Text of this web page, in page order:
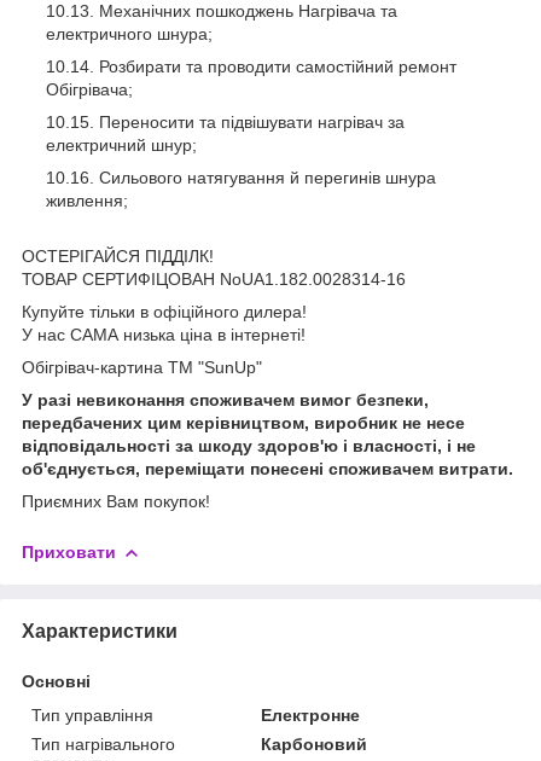
Механічних пошкоджень Нагрівача та
електричного шнура;
Розбирати та проводити самостійний ремонт
Обігрівача;
Переносити та підвішувати нагрівач за
електричний шнур;
Сильового натягування й перегинів шнура
живлення;
ОСТЕРІГАЙСЯ ПІДДІЛК!
ТОВАР СЕРТИФІЦОВАН NoUA1.182.0028314-16
Купуйте тільки в офіційного дилера!
У нас САМА низька ціна в інтернеті!
Обігрівач-картина ТМ "SunUp"
У разі невиконання споживачем вимог безпеки,
передбачених цим керівництвом, виробник не несе
відповідальності за шкоду здоров'ю і власності, і не
об'єднується, переміщати понесені споживачем витрати.
Приємних Вам покупок!
Приховати
Характеристики
Основні
Тип управління
Електронне
Тип нагрівального
Карбоновий